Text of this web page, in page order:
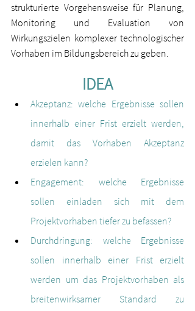
strukturierte Vorgehensweise für Planung,
Monitoring und Evaluation von
Wirkungszielen komplexer technologischer
Vorhaben im Bildungsbereich zu geben.
IDEA
Akzeptanz: welche Ergebnisse sollen
innerhalb einer Frist erzielt werden,
damit das Vorhaben Akzeptanz
erzielen kann?
Engagement: welche Ergebnisse
sollen einladen sich mit dem
Projektvorhaben tiefer zu befassen?
Durchdringung: welche Ergebnisse
sollen innerhalb einer Frist erzielt
werden um das Projektvorhaben als
breitenwirksamer Standard zu